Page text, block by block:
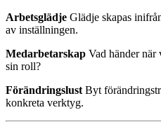
Arbetsglädje Glädje skapas
av inställningen.
Medarbetarskap Vad händer
sin roll?
Förändringslust Byt
konkreta verktyg.